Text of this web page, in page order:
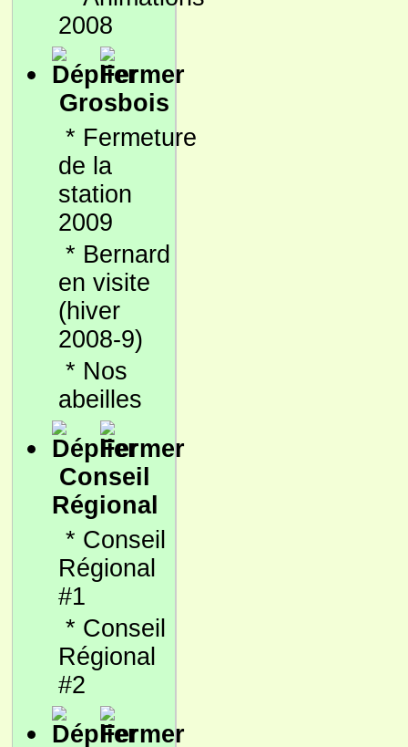
2008
Grosbois
* Fermeture
de la
station
2009
* Bernard
en visite
(hiver
2008-9)
* Nos
abeilles
Conseil
Régional
* Conseil
Régional
#1
* Conseil
Régional
#2